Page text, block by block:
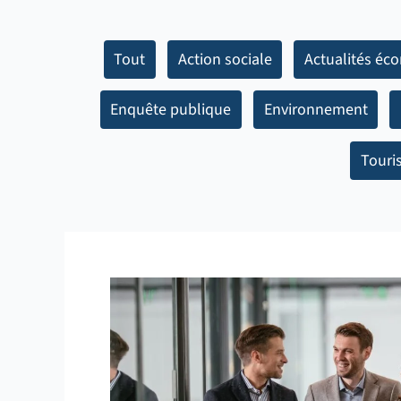
Tout Action sociale Actualités
Enquête publique Environnement